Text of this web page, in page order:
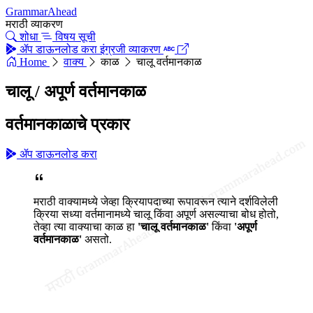
GrammarAhead
मराठी व्याकरण
शोधा
विषय सूची
ॲप डाऊनलोड करा इंग्रजी व्याकरण
Home
वाक्य काळ चालू वर्तमानकाळ
चालू / अपूर्ण वर्तमानकाळ
वर्तमानकाळाचे प्रकार
ॲप डाऊनलोड करा
मराठी वाक्यामध्ये जेव्हा क्रियापदाच्या रूपावरून त्याने दर्शविलेली
क्रिया सध्या वर्तमानामध्ये चालू किंवा अपूर्ण असल्याचा बोध होतो,
तेव्हा त्या वाक्याचा काळ हा 'चालू वर्तमानकाळ'किंवा 'अपूर्ण
वर्तमानकाळ' असतो.